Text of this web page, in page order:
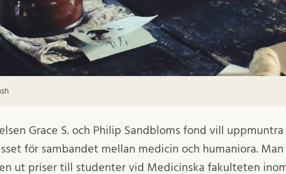
Grace S. och Philip Sandbloms fond vill
för sambandet mellan medicin och humaniora.
ut priser till studenter vid Medicinska fakulteten